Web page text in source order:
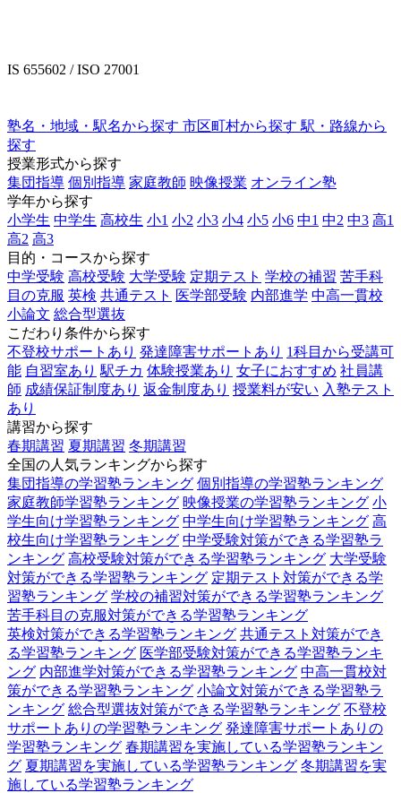
IS 655602 / ISO 27001
塾名・地域・駅名から探す 市区町村から探す 駅・路線から
探す
授業形式から探す
集団指導 個別指導 家庭教師 映像授業 オンライン塾
学年から探す
小学生 中学生 高校生 小1 小2 小3 小4 小5 小6 中1 中2 中3 高1
高2 高3
目的・コースから探す
中学受験 高校受験 大学受験 定期テスト 学校の補習 苦手科
目の克服 英検 共通テスト 医学部受験 内部進学 中高一貫校
小論文 総合型選抜
こだわり条件から探す
不登校サポートあり 発達障害サポートあり 1科目から受講可
能 自習室あり 駅チカ 体験授業あり 女子におすすめ 社員講
師 成績保証制度あり 返金制度あり 授業料が安い 入塾テスト
あり
講習から探す
春期講習 夏期講習 冬期講習
全国の人気ランキングから探す
集団指導の学習塾ランキング 個別指導の学習塾ランキング
家庭教師学習塾ランキング 映像授業の学習塾ランキング 小
学生向け学習塾ランキング 中学生向け学習塾ランキング 高
校生向け学習塾ランキング 中学受験対策ができる学習塾ラ
ンキング 高校受験対策ができる学習塾ランキング 大学受験
対策ができる学習塾ランキング 定期テスト対策ができる学
習塾ランキング 学校の補習対策ができる学習塾ランキング
苦手科目の克服対策ができる学習塾ランキング
英検対策ができる学習塾ランキング 共通テスト対策ができ
る学習塾ランキング 医学部受験対策ができる学習塾ランキ
ング 内部進学対策ができる学習塾ランキング 中高一貫校対
策ができる学習塾ランキング 小論文対策ができる学習塾ラ
ンキング 総合型選抜対策ができる学習塾ランキング 不登校
サポートありの学習塾ランキング 発達障害サポートありの
学習塾ランキング 春期講習を実施している学習塾ランキン
グ 夏期講習を実施している学習塾ランキング 冬期講習を実
施している学習塾ランキング